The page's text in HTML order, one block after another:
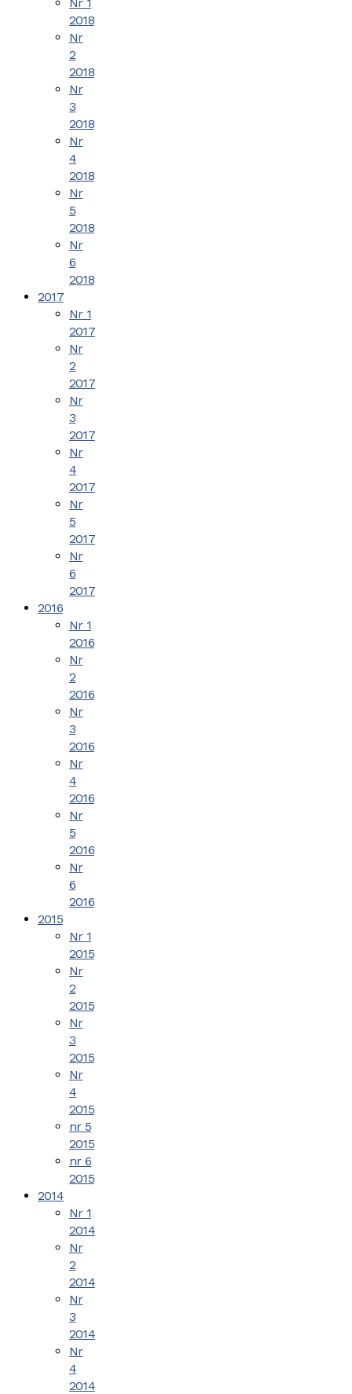
2018
Nr
2
2018
Nr
3
2018
Nr
4
2018
Nr
5
2018
Nr
6
2018
2017
Nr 1
2017
Nr
2
2017
Nr
3
2017
Nr
4
2017
Nr
5
2017
Nr
6
2017
2016
Nr 1
2016
Nr
2
2016
Nr
3
2016
Nr
4
2016
Nr
5
2016
Nr
6
2016
2015
Nr 1
2015
Nr
2
2015
Nr
3
2015
Nr
4
2015
nr 5
2015
nr 6
2015
2014
Nr 1
2014
Nr
2
2014
Nr
3
2014
Nr
4
2014